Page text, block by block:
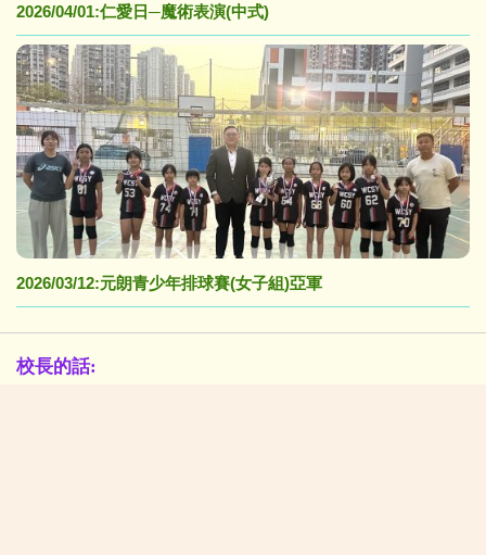
2026/04/01:仁愛日─魔術表演(中式)
2026/03/12:元朗青少年排球賽(女子組)亞軍
校長的話: